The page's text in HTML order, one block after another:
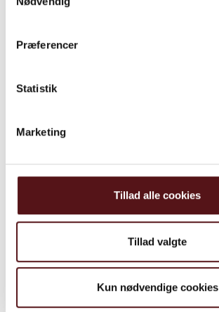
Præferencer
Statistik
Marketing
Tillad alle cookies
Tillad valgte
Kun nødvendige cookies
Vil du vide mere?
Relaterede cases​​​
Se alle cases